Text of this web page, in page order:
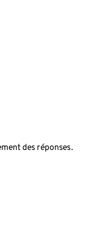
des réponses.